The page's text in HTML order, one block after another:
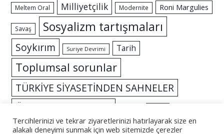
Meltem Oral Milliyetçilik Modernite Roni Margulies
Savaş Sosyalizm tartışmaları
Soykırım Suriye Devrimi Tarih
Toplumsal sorunlar
TÜRKİYE SİYASETİNDEN SAHNELER
Özgürlük mücadelesi
Tercihlerinizi ve tekrar ziyaretlerinizi hatırlayarak size en
alakalı deneyimi sunmak için web sitemizde çerezler